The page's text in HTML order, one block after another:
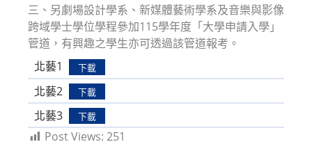
三、另劇場設計學系、新媒體藝術學系及音樂與影像
跨域學士學位學程參加115學年度「大學申請入學」
管道，有興趣之學生亦可透過該管道報考。
北藝1
下載
北藝2 下載
北藝3 下載
Post Views: 251